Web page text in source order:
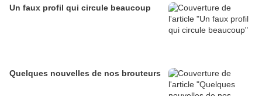
Un faux profil qui circule beaucoup
Quelques nouvelles de nos brouteurs